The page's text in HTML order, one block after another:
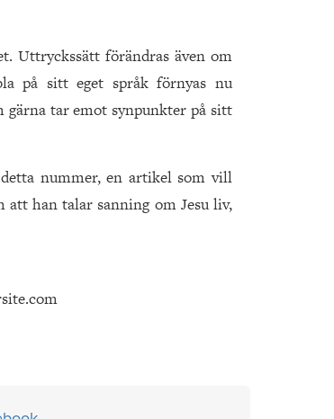
Uttryckssätt förändras även om
på sitt eget språk förnyas nu
gärna tar emot synpunkter på sitt
nummer, en artikel som vill
han talar sanning om Jesu liv,